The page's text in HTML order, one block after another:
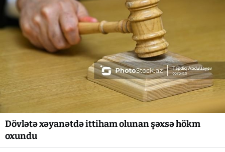
Dövlətə xəyanətdə ittiham olunan şəxsə hökm
oxundu